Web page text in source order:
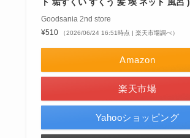
Goodsania 2nd store
¥510
（2026/06/24 16:51時点 | 楽天市場調べ）
Amazon
楽天市場
Yahooショッピング